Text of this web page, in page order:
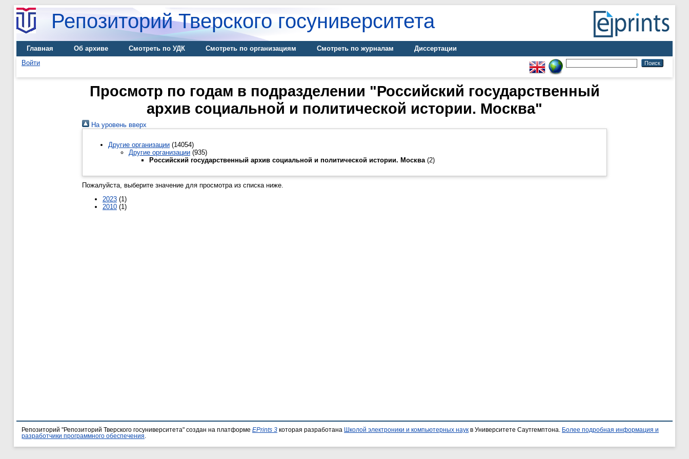
Репозиторий Тверского госуниверситета
Главная Об архиве Смотреть по УДК Смотреть по организациям Смотреть по журналам
Диссертации
Войти
Просмотр по годам в подразделении "Российский государственный
архив социальной и политической истории. Москва"
На уровень вверх
Другие организации (14054)
Другие организации (935)
Российский государственный архив социальной и политической истории. Москва (2)
Пожалуйста, выберите значение для просмотра из списка ниже.
2023 (1)
2010 (1)
Репозиторий "Репозиторий Тверского госуниверситета" создан на платформе EPrints 3 которая разработана Школой электроники и компьютерных наук в Университете Саутгемптона.
Более подробная информация и
разработчики программного обеспечения